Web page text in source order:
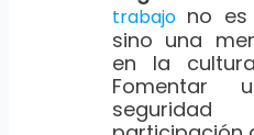
trabajono es
sino una
en la
Fomentar